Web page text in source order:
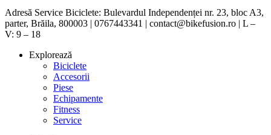
Adresă Service Biciclete: Bulevardul Independenței nr. 23, bloc A3,
parter, Brăila, 800003 | 0767443341 | contact@bikefusion.ro | L –
V: 9 – 18
Explorează
Biciclete
Accesorii
Piese
Echipamente
Fitness
Service